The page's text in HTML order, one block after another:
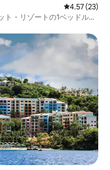
レビュー23
4.57 (23)
・リゾートの1ベッドルー